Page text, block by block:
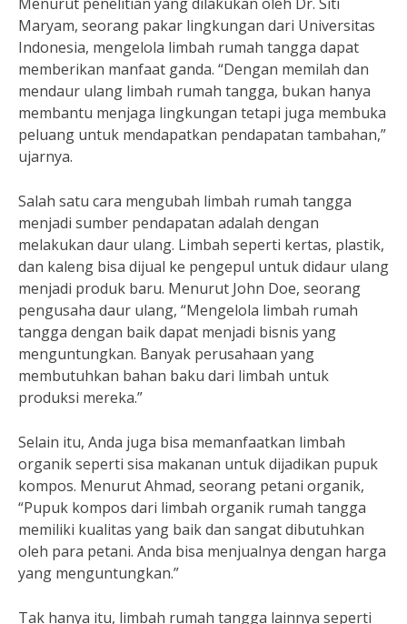
Maryam, seorang pakar lingkungan dari Universitas
Indonesia, mengelola limbah rumah tangga dapat
memberikan manfaat ganda. “Dengan memilah dan
mendaur ulang limbah rumah tangga, bukan hanya
membantu menjaga lingkungan tetapi juga membuka
peluang untuk mendapatkan pendapatan tambahan,”
ujarnya.
Salah satu cara mengubah limbah rumah tangga
menjadi sumber pendapatan adalah dengan
melakukan daur ulang. Limbah seperti kertas, plastik,
dan kaleng bisa dijual ke pengepul untuk didaur ulang
menjadi produk baru. Menurut John Doe, seorang
pengusaha daur ulang, “Mengelola limbah rumah
tangga dengan baik dapat menjadi bisnis yang
menguntungkan. Banyak perusahaan yang
membutuhkan bahan baku dari limbah untuk
produksi mereka.”
Selain itu, Anda juga bisa memanfaatkan limbah
organik seperti sisa makanan untuk dijadikan pupuk
kompos. Menurut Ahmad, seorang petani organik,
“Pupuk kompos dari limbah organik rumah tangga
memiliki kualitas yang baik dan sangat dibutuhkan
oleh para petani. Anda bisa menjualnya dengan harga
yang menguntungkan.”
Tak hanya itu, limbah rumah tangga lainnya seperti